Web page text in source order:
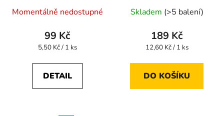
Momentálně nedostupné
99 Kč
Měrná
5,50 Kč / 1 ks
DETAIL
Skladem (>5 balení)
189 Kč
Měrná
12,60 Kč / 1 ks
DO KOŠÍKU